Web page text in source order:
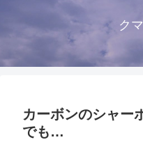
ク
カーボンのシャー
でも…